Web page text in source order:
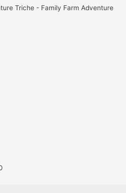
Triche - Family Farm Adventure